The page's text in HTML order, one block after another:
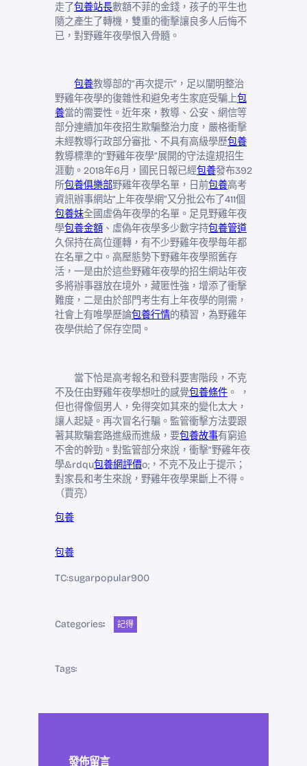
走了包養站長數額不菲的金錢，孩子的平生也
隨之產生了轉機，雙重的衝擊讓良多人后悔不
已，對野雞年夜學恨入骨髓。
包養教導部的“再次提示”，足以闡明整治
野雞年夜學的復雜性和避免考生家庭受騙上包
養當的需要性。近年來，教導、公安、網信等
部分連續加年夜招生欺騙整治力度，嚴格衝擊
未經教導行政部分審批、不具有高級學歷包養
教導標準的“野雞年夜學”展開的守法違規招生
涯動。2018年6月，國民日報已經包養發布392
所包養俱樂部野雞年夜學名單，日前包養高考
資訊辦事網站“上年夜學網”又分批公布了411個
包養妹全國虛偽年夜學的名單。足見野雞年夜
學包養金額 、虛偽年夜學多少數字持包養管道
久保持在高位運轉，有不少野雞年夜學每年都
在名單之中。高壓態勢下野雞年夜學照舊存
活，一是由於這些野雞年夜學的招生網站年夜
多將辦事器放在境外，藏匿性強，增添了衝擊
難度，二是由於部門考生有上年夜學的剛需，
社會上有唯學歷論包養行情的積習，為野雞年
夜學供給了保存空間。
當下恰是高考報名和登科要害階段，不克
不及任由野雞年夜學想吐的感覺包養條件 。 ，
但也得像個男人，免得突如其來的變化太大，
讓人起疑。再次冒名行騙。監管衝擊方法要跟
著其欺騙套路進級而進級，要包養故事有窮追
不舍的幹勁。對監管部分來說，衝擊“野雞年夜
學&rdqu包養網評價o;，不克不及止于提示；
對家長和考生來說，野雞年夜學果斷上不得。
（賈亮）
包養
包養
TC:sugarpopular900
Categories: 記得
Tags:
發佈留言